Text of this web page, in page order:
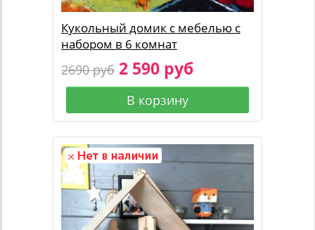
Кукольный домик с мебелью с
набором в 6 комнат
2690 руб 2 590 руб
В корзину